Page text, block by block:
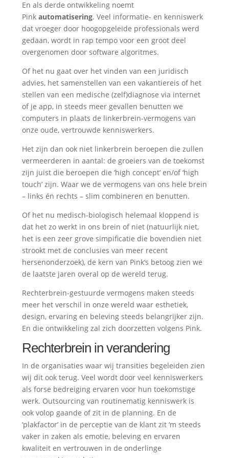
En als derde ontwikkeling noemt
Pink automatisering. Veel informatie- en kenniswerk
dat vroeger door hoogopgeleide professionals werd
gedaan, wordt in rap tempo voor een groot deel
overgenomen door software algoritmes.
Of het nu gaat over het vinden van een juridisch
advies, het samenstellen van een vakantiereis of het
stellen van een medische (zelf)diagnose via internet
of je app, in steeds meer gevallen benutten we
computers in plaats de linkerbrein-vermogens van
onze oude, vertrouwde kenniswerkers.
Het zijn dan ook niet linkerbrein beroepen die zullen
vermeerderen in aantal: de groeiers van de toekomst
zijn juist die beroepen die ‘high concept’ en/of ‘high
touch’ zijn. Waar we de vermogens van ons hele brein
– links én rechts – slim combineren en benutten.
Of het nu medisch-biologisch helemaal kloppend is
dat het zo werkt in ons brein of niet (natuurlijk niet,
het is een zeer grove simpificatie die bovendien niet
strookt met de conclusies van meer recent
hersenonderzoek), de kern van Pink‘s betoog zien we
de laatste jaren overal op de wereld terug.
Rechterbrein-gestuurde vermogens maken steeds
meer het verschil in onze wereld waar esthetiek,
design, ervaring en beleving steeds belangrijker zijn.
En die ontwikkeling zal zich doorzetten volgens Pink.
Rechterbrein in verandering
In de organisaties waar wij transities begeleiden zien
wij dit ook terug. Veel wordt door veel kenniswerkers
als forse bedreiging ervaren voor hun toekomstige
werk. Outsourcing van routinematig kenniswerk is
ook volop gaande of zit in de planning. En de
‘plakfactor’ in de perceptie van de klant zit ‘m steeds
vaker in zaken als emotie, beleving en ervaren
kwaliteit en vertrouwen in de onderlinge